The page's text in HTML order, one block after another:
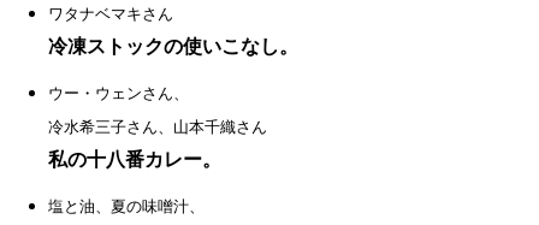
ワタナベマキさん
冷凍ストックの使いこなし。
ウー・ウェンさん、
冷水希三子さん、山本千織さん
私の十八番カレー。
塩と油、夏の味噌汁、